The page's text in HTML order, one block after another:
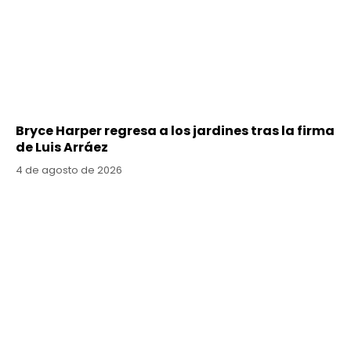
Bryce Harper regresa a los jardines tras la firma
de Luis Arráez
4 de agosto de 2026